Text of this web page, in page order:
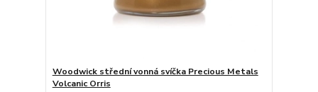
Woodwick střední vonná svíčka Precious Metals
Volcanic Orris